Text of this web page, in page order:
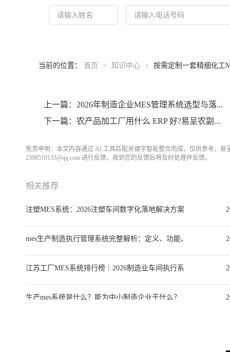
当前的位置： 首页 > 知识中心 > 按需定制一套精细化工
上一篇：2026年制造企业MES管理系统选型与落...
下一篇：农产品加工厂用什么 ERP 好?易呈农副...
免责申明：本文内容通过 AI 工具匹配关键字智能整合而成，仅供参考，
2398510133@qq.com 进行反馈，收到您的反馈后将及时处理并反馈。
相关推荐
注塑MES系统：2026注塑车间数字化落地解决方案
mes生产制造执行管理系统完整解析：定义、功能、
江苏工厂MES系统排行榜｜2026制造业车间执行系
生产mes系统是什么？能为中小制造企业干什么？